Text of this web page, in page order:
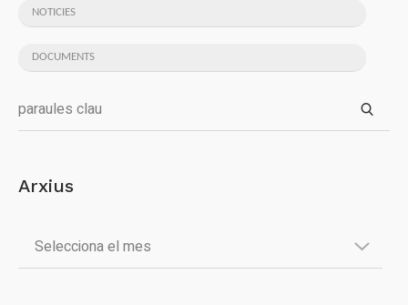
NOTICIES
DOCUMENTS
Arxius